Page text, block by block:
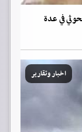
في عدة
اخبار وتقارير